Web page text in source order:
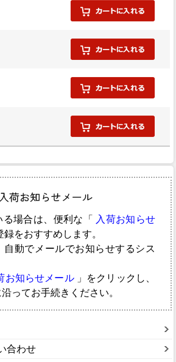
場合は、便利な「
入荷お知らせ
録をおすすめします。
自動でメールでお知らせするシス
お知らせメール 」をクリックし、
ってお手続きください。
合わせ